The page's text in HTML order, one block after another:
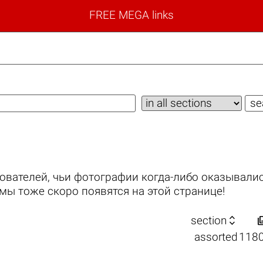
FREE MEGA links
чьи фотографии когда-либо
тоже скоро появятся на этой странице!
section 
assorted